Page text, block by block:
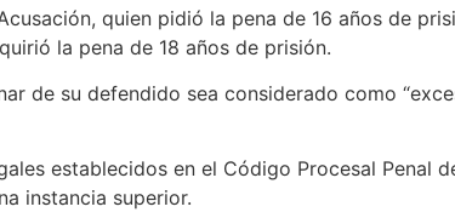
quien pidió la pena de 16 años de
la pena de 18 años de prisión.
de su defendido sea considerado como
establecidos en el Código Procesal Penal
instancia superior.